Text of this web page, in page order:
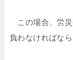
この場合、労災
負わなければな